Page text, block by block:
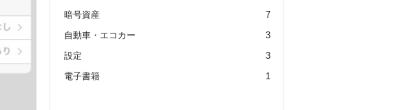
暗号資産
7
自動車・エコカー
3
設定
3
電子書籍
1